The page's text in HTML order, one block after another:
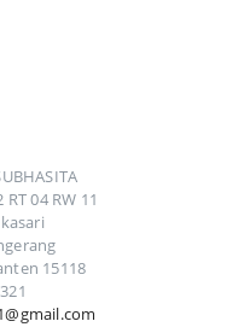
RT 04 RW 11
15118